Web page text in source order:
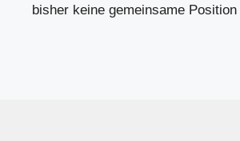
bisher keine gemeinsame